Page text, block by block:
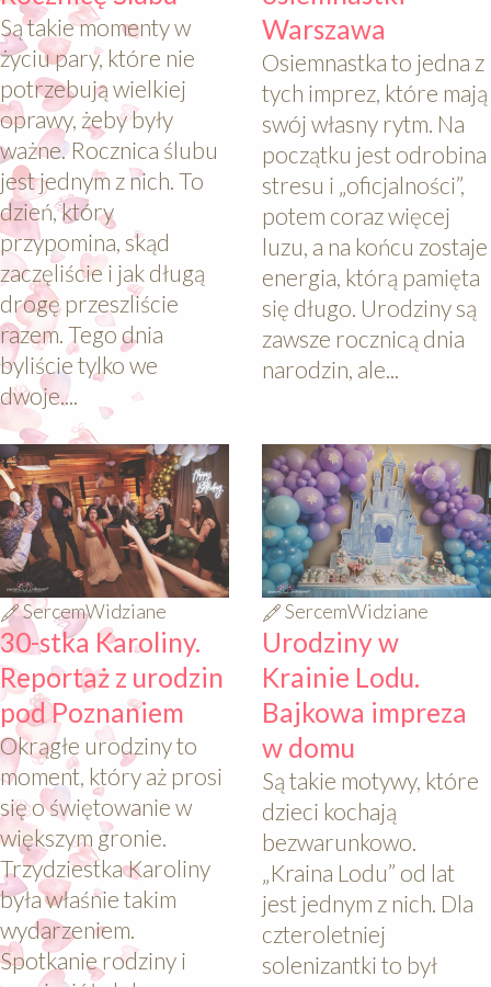
Są takie momenty w
życiu pary, które nie
potrzebują wielkiej
oprawy, żeby były
ważne. Rocznica ślubu
jest jednym z nich. To
dzień, który
przypomina, skąd
zaczęliście i jak długą
drogę przeszliście
razem. Tego dnia
byliście tylko we
dwoje....
Warszawa
Osiemnastka to jedna z
tych imprez, które mają
swój własny rytm. Na
początku jest odrobina
stresu i „oficjalności”,
potem coraz więcej
luzu, a na końcu zostaje
energia, którą pamięta
się długo. Urodziny są
zawsze rocznicą dnia
narodzin, ale...
640
SercemWidziane
30-stka Karoliny.
Reportaż z urodzin
pod Poznaniem
Okrągłe urodziny to
moment, który aż prosi
się o świętowanie w
większym gronie.
Trzydziestka Karoliny
była właśnie takim
wydarzeniem.
Spotkanie rodziny i
640
SercemWidziane
Urodziny w
Krainie Lodu.
Bajkowa impreza
w domu
Są takie motywy, które
dzieci kochają
bezwarunkowo.
„Kraina Lodu” od lat
jest jednym z nich. Dla
czteroletniej
solenizantki to był